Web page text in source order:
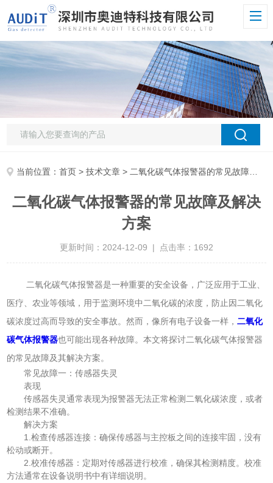
当前位置：首页 >技术文章 > 二氧化碳气体报警器的常见故障及解决方案
二氧化碳气体报警器的常见故障及解决
方案
更新时间：2024-12-09 | 点击率：1692
二氧化碳气体报警器是一种重要的安全设备，广泛应用于工业、
医疗、农业等领域，用于监测环境中二氧化碳的浓度，防止因二氧化
碳浓度过高而导致的安全事故。然而，像所有电子设备一样，二氧化
碳气体报警器也可能出现各种故障。本文将探讨二氧化碳气体报警器
的常见故障及其解决方案。
常见故障一：传感器失灵
表现
传感器失灵通常表现为报警器无法正常检测二氧化碳浓度，或者
检测结果不准确。
解决方案
1.检查传感器连接：确保传感器与主控板之间的连接牢固，没有
松动或断开。
2.校准传感器：定期对传感器进行校准，确保其检测精度。校准
方法通常在设备说明书中有详细说明。